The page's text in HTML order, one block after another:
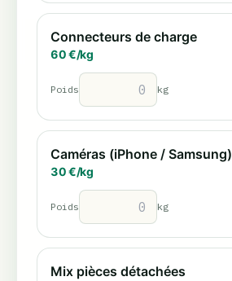
Connecteurs de charge
60€/kg
Poids kg
Caméras (iPhone / Samsung)
30€/kg
Poids kg
Mix pièces détachées